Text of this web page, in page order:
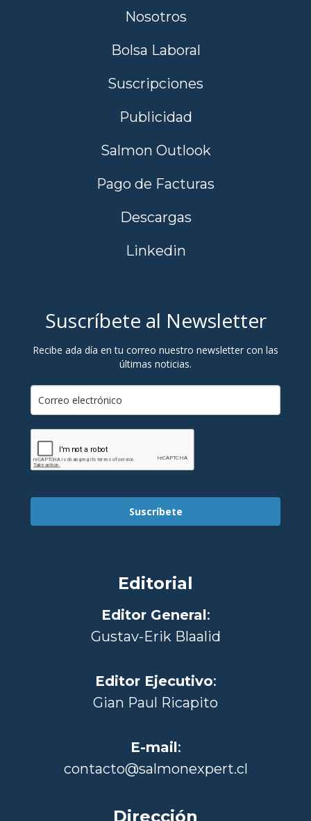
Nosotros
Bolsa Laboral
Suscripciones
Publicidad
Salmon Outlook
Pago de Facturas
Descargas
Linkedin
Suscríbete al Newsletter
Recibe ada día en tu correo nuestro newsletter con las
últimas noticias.
Suscríbete
Editorial
Editor General :
Gustav-Erik Blaalid
Editor Ejecutivo:
Gian Paul Ricapito
E-mail :
contacto@salmonexpert.cl
Dirección